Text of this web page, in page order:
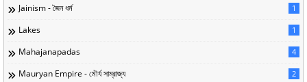
Jainism - জৈন ধর্ম 1
Lakes 1
Mahajanapadas 4
Mauryan Empire - মৌর্য সাম্রাজ্য 2